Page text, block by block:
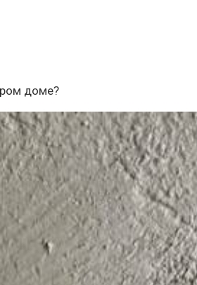
доме?